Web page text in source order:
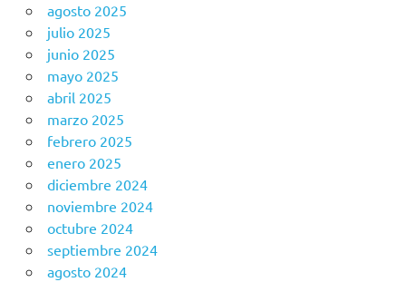
agosto 2025
julio 2025
junio 2025
mayo 2025
abril 2025
marzo 2025
febrero 2025
enero 2025
diciembre 2024
noviembre 2024
octubre 2024
septiembre 2024
agosto 2024